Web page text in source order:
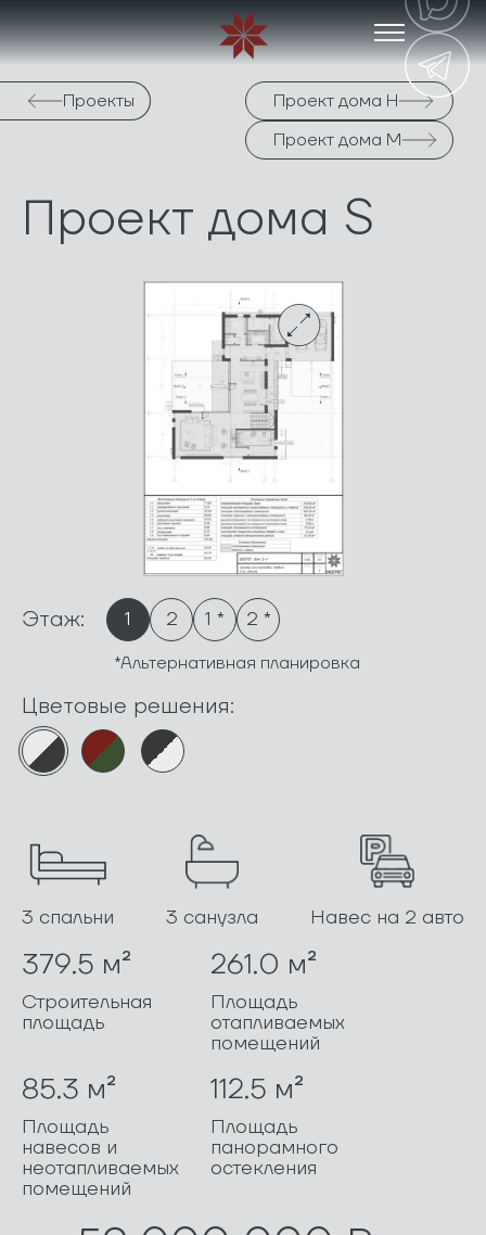
Проекты
Проект дома H
Проект дома M
Проект дома S
Этаж: 1 2 1 * 2 *
*Альтернативная планировка
Цветовые решения:
3 спальни 3 санузла Навес на 2 авто
379.5 м²
Строительная
площадь
261.0 м²
Площадь
отапливаемых
помещений
85.3 м²
Площадь
навесов и
неотапливаемых
помещений
112.5 м²
Площадь
панорамного
остекления